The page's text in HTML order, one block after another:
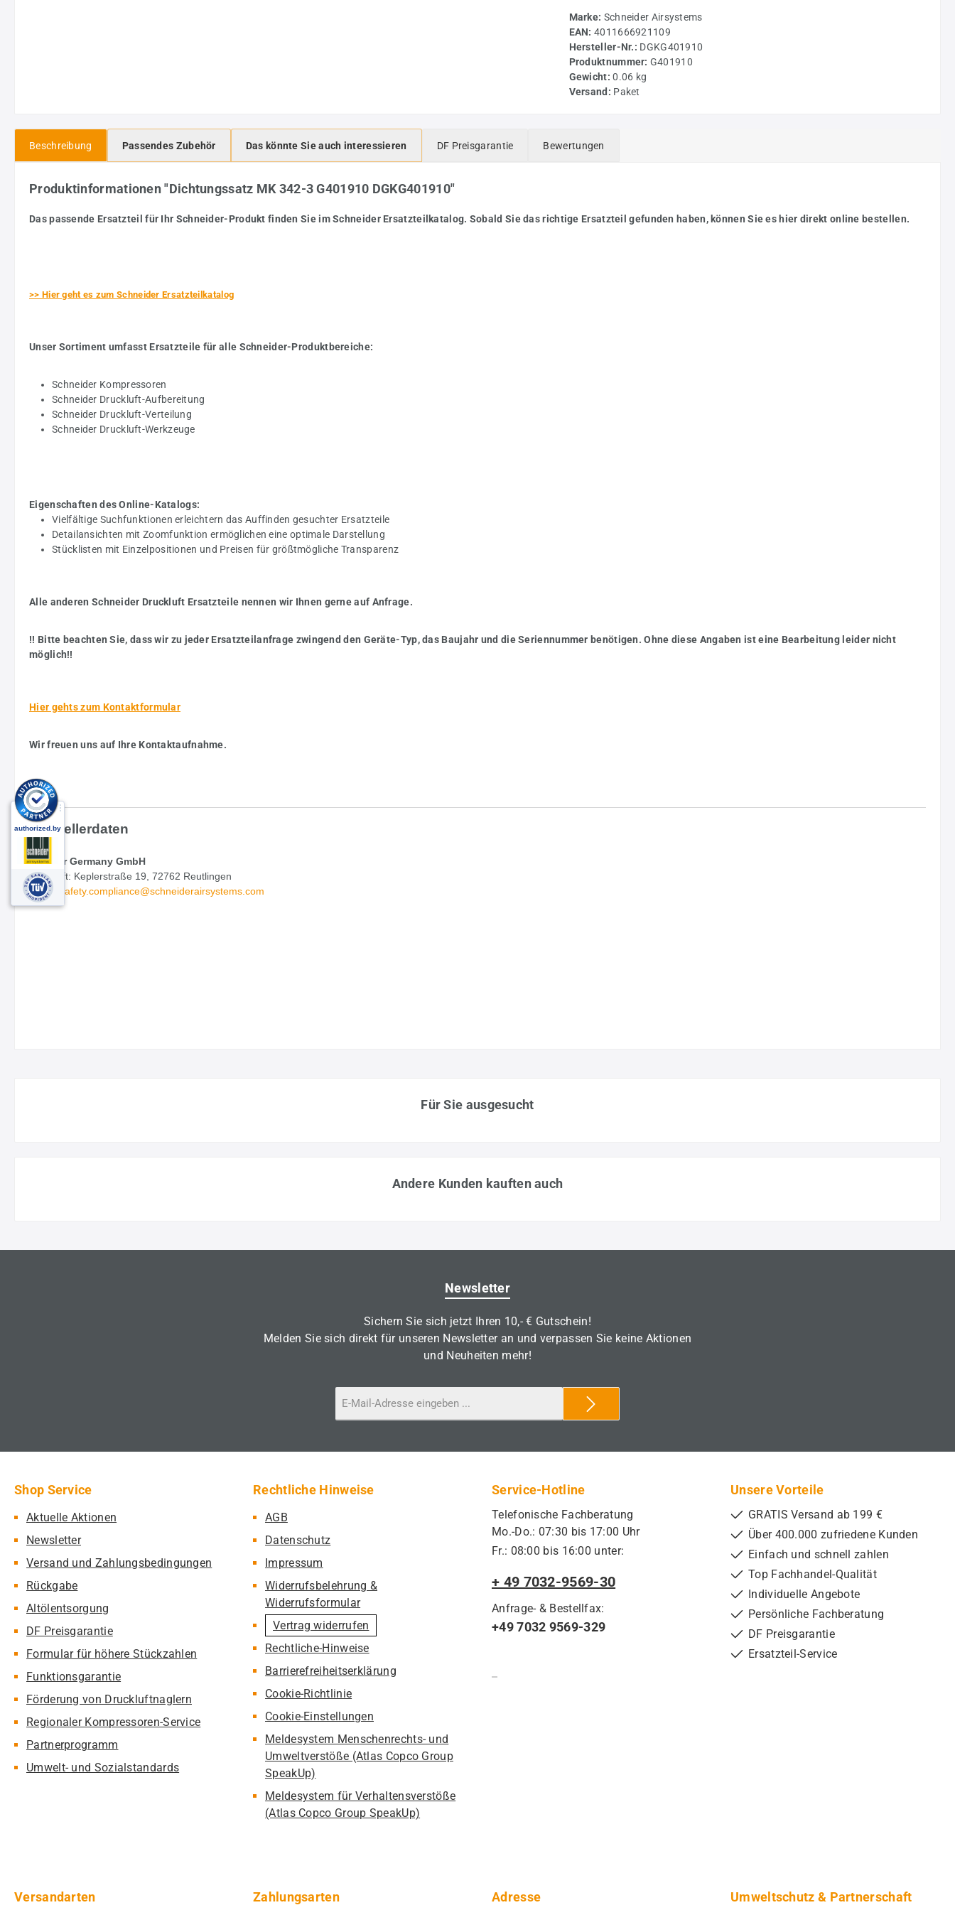
Marke: Schneider Airsystems
EAN: 4011666921109
Hersteller-Nr.: DGKG401910
Produktnummer: G401910
Gewicht:0.06 kg
Versand: Paket
Beschreibung Passendes Zubehör Das könnte Sie auch interessieren DF Preisgarantie Bewertungen
Produktinformationen "Dichtungssatz MK 342-3 G401910 DGKG401910"
Das passende Ersatzteil für Ihr Schneider-Produkt finden Sie im Schneider Ersatzteilkatalog. Sobald Sie das richtige Ersatzteil gefunden haben, können Sie es hier direkt online bestellen.
>> Hier geht es zum Schneider Ersatzteilkatalog
Unser Sortiment umfasst Ersatzteile für alle Schneider-Produktbereiche:
Schneider Kompressoren
Schneider Druckluft-Aufbereitung
Schneider Druckluft-Verteilung
Schneider Druckluft-Werkzeuge
Eigenschaften des Online-Katalogs:
Vielfältige Suchfunktionen erleichtern das Auffinden gesuchter Ersatzteile
Detailansichten mit Zoomfunktion ermöglichen eine optimale Darstellung
Stücklisten mit Einzelpositionen und Preisen für größtmögliche Transparenz
Alle anderen Schneider Druckluft Ersatzteile nennen wir Ihnen gerne auf Anfrage.
!! Bitte beachten Sie, dass wir zu jeder Ersatzteilanfrage zwingend den Geräte-Typ, das Baujahr und die Seriennummer benötigen. Ohne diese Angaben ist eine Bearbeitung leider nicht
möglich!!
Hier gehts zum Kontaktformular
Wir freuen uns auf Ihre Kontaktaufnahme.
Herstellerdaten
MultiAir Germany GmbH
Anschrift: Keplerstraße 19, 72762 Reutlingen
Email:
safety.compliance@schneiderairsystems.com
Für Sie ausgesucht
Andere Kunden kauften auch
Newsletter
Sichern Sie sich jetzt Ihren 10,- € Gutschein!
Melden Sie sich direkt für unseren Newsletter an und verpassen Sie keine Aktionen
und Neuheiten mehr!
Service-Hotline
Telefonische Fachberatung
Mo.-Do.: 07:30 bis 17:00 Uhr
Fr.: 08:00 bis 16:00 unter:
+ 49 7032-9569-30
Anfrage- & Bestellfax:
+49 7032 9569-329
Shop Service
Aktuelle Aktionen
Newsletter
Versand und Zahlungsbedingungen
Rückgabe
Altölentsorgung
DF Preisgarantie
Formular für höhere Stückzahlen
Funktionsgarantie
Förderung von Druckluftnaglern
Regionaler Kompressoren-Service
Partnerprogramm
Umwelt- und Sozialstandards
Rechtliche Hinweise
AGB
Datenschutz
Impressum
Widerrufsbelehrung &
Widerrufsformular
Vertrag widerrufen
Rechtliche-Hinweise
Barrierefreiheitserklärung
Cookie-Richtlinie
Cookie-Einstellungen
Meldesystem Menschenrechts- und
Umweltverstöße (Atlas Copco Group
SpeakUp)
Meldesystem für Verhaltensverstöße
(Atlas Copco Group SpeakUp)
Unsere Vorteile
GRATIS Versand ab 199 €
Über 400.000 zufriedene Kunden
Einfach und schnell zahlen
Top Fachhandel-Qualität
Individuelle Angebote
Persönliche Fachberatung
DF Preisgarantie
Ersatzteil-Service
Versandarten Zahlungsarten Adresse Umweltschutz & Partnerschaft